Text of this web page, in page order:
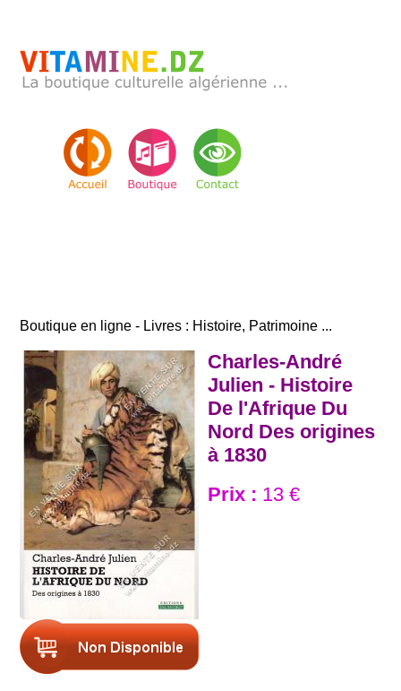
Boutique en ligne - Livres : Histoire, Patrimoine ...
Charles-André
Julien - Histoire
De l'Afrique Du
Nord Des origines
à 1830
Prix : 13 €